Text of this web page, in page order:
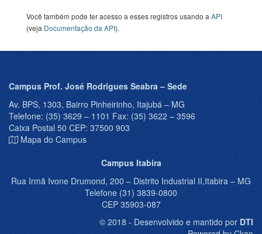
Você também pode ter acesso a esses registros usando a API
(veja Documentação da API).
Campus Prof. José Rodrigues Seabra – Sede
Av. BPS, 1303, Bairro Pinheirinho, Itajubá – MG
Telefone: (35) 3629 – 1101 Fax: (35) 3622 – 3596
Caixa Postal 50 CEP: 37500 903
Mapa do Campus
Campus Itabira
Rua Irmã Ivone Drumond, 200 – Distrito Industrial II,Itabira – MG
Telefone (31) 3839-0800
CEP 35903-087
© 2018 - Desenvolvido e mantido por DTI